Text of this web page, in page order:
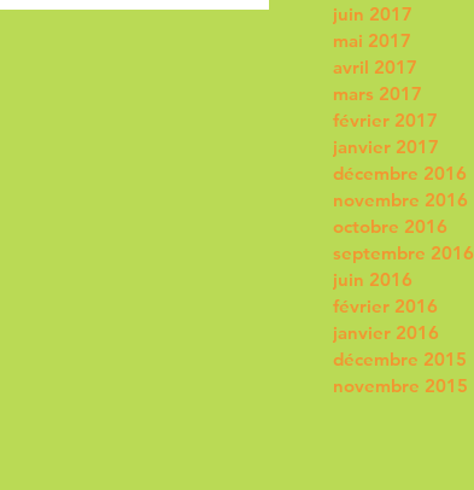
juin 2017
mai 2017
avril 2017
mars 2017
février 2017
janvier 2017
décembre 2016
novembre 2016
octobre 2016
septembre 2016
juin 2016
février 2016
janvier 2016
décembre 2015
novembre 2015